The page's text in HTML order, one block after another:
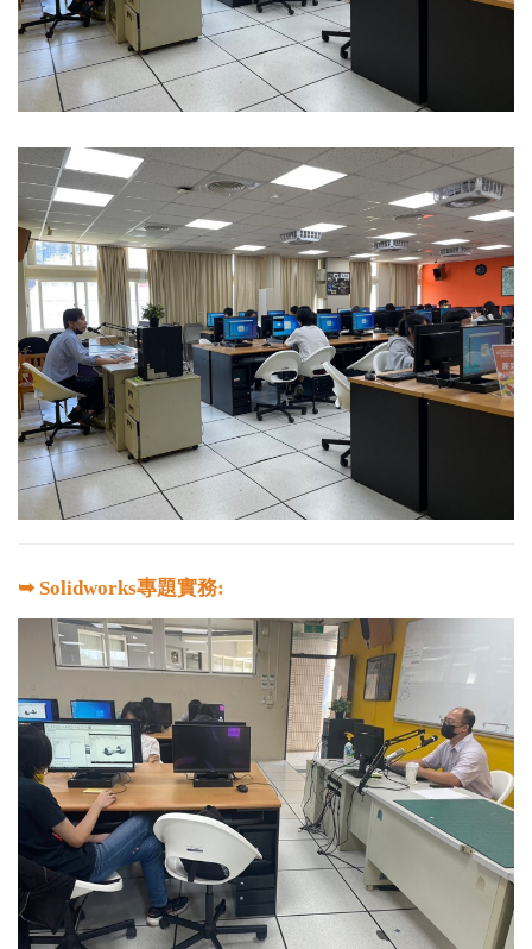
➥ Solidworks專題實務: